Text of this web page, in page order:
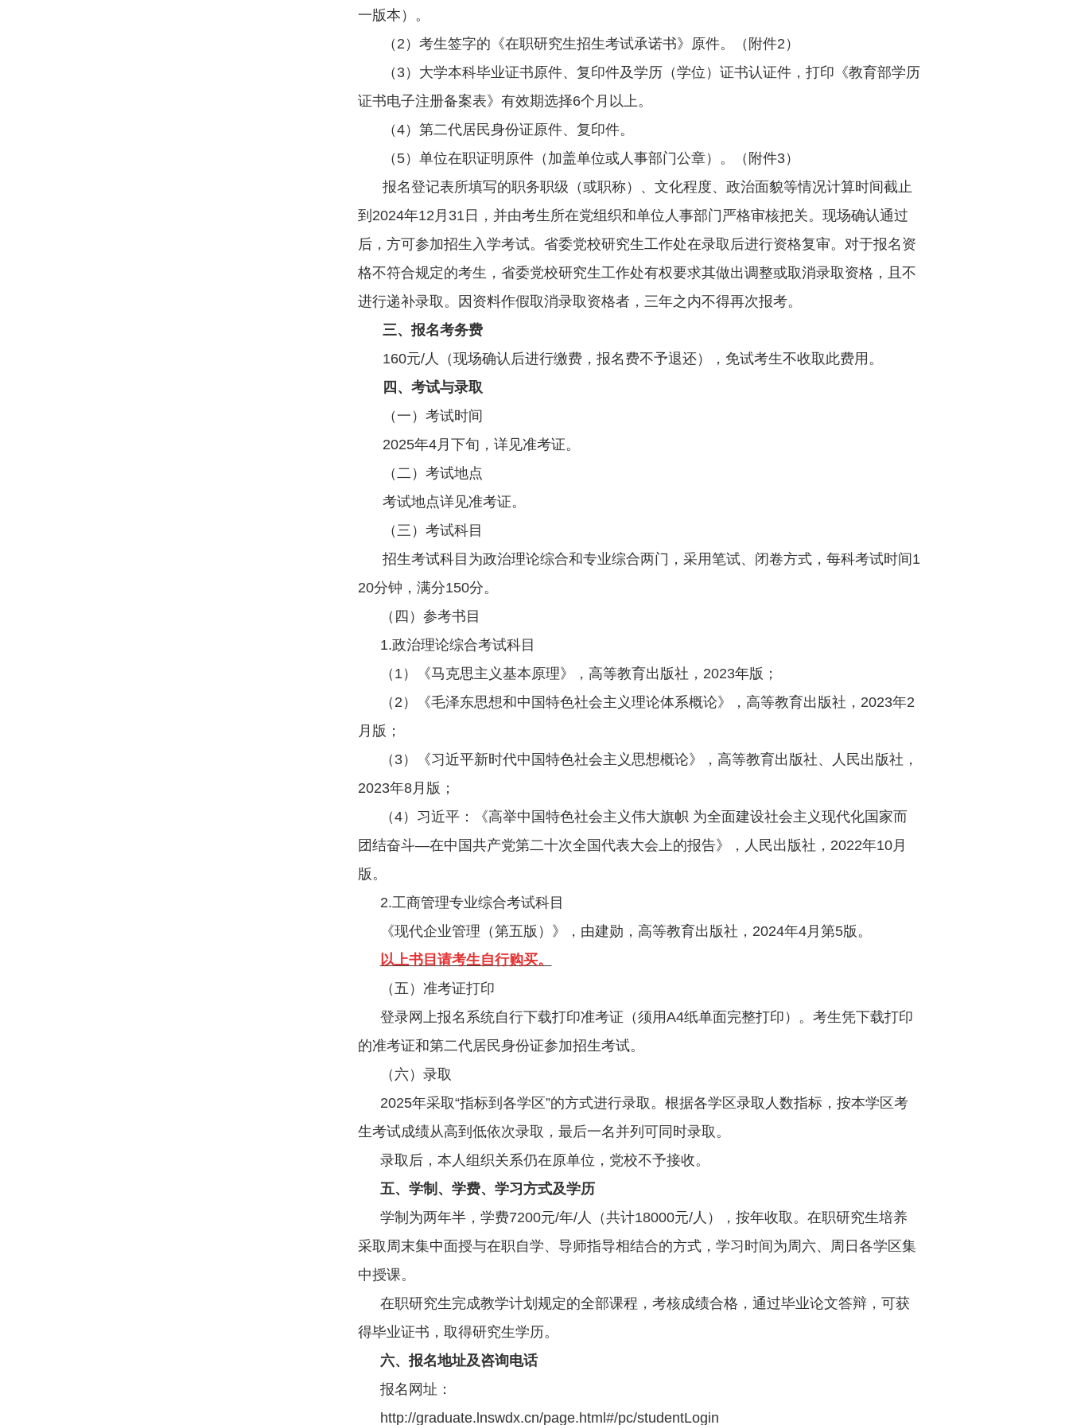
一版本）。
（ 2 ）考生签字的《在职研究生招生考试承诺书》原件。（附件2 ）
（ 3）大学本科毕业证书原件、复印件及学历（学位）证书认证件，打印《教育部学历
证书电子注册备案表》有效期选择6个月以上。
（4）第二代居民身份证原件、复印件。
（ 5）单位在职证明原件（加盖单位或人事部门公章）。（附件3）
报名登记表所填写的职务职级（或职称）、文化程度、政治面貌等情况计算时间截止
到 2024年12 月 31日，并由考生所在党组织和单位人事部门严格审核把关。现场确认通过
后，方可参加招生入学考试。省委党校研究生工作处在录取后进行资格复审。对于报名资
格不符合规定的考生，省委党校研究生工作处有权要求其做出调整或取消录取资格，且不
进行递补录取。因资料作假取消录取资格者，三年之内不得再次报考。
三、报名考务费
160元/人（现场确认后进行缴费，报名费不予退还），免试考生不收取此费用。
四、考试与录取
（一）考试时间
2025年4月下旬，详见准考证。
（二）考试地点
考试地点详见准考证。
（三）考试科目
招生考试科目为政治理论综合和专业综合两门，采用笔试、闭卷方式，每科考试时间 1
20分钟，满分150分。
（四）参考书目
1.政治理论综合考试科目
（ 1）《马克思主义基本原理》，高等教育出版社， 2023年版；
（ 2 ）《毛泽东思想和中国特色社会主义理论体系概论》，高等教育出版社， 2023年2
月版；
（ 3）《习近平新时代中国特色社会主义思想概论》，高等教育出版社、人民出版社，
2023年8月版；
（4）习近平：《高举中国特色社会主义伟大旗帜 为全面建设社会主义现代化国家而
团结奋斗—在中国共产党第二十次全国代表大会上的报告》，人民出版社， 2022年10月
版。
2.工商管理专业综合考试科目
《现代企业管理（第五版）》，由建勋，高等教育出版社， 2024年4月第5版。
以上书目请考生自行购买。
（五）准考证打印
登录网上报名系统自行下载打印准考证（须用A4纸单面完整打印）。考生凭下载打印
的准考证和第二代居民身份证参加招生考试。
（六）录取
2025年采取“指标到各学区”的方式进行录取。根据各学区录取人数指标，按本学区考
生考试成绩从高到低依次录取，最后一名并列可同时录取。
录取后，本人组织关系仍在原单位，党校不予接收。
五、学制、学费、学习方式及学历
学制为两年半，学费7200元/年/人（共计18000元/人），按年收取。在职研究生培养
采取周末集中面授与在职自学、导师指导相结合的方式，学习时间为周六、周日各学区集
中授课。
在职研究生完成教学计划规定的全部课程，考核成绩合格，通过毕业论文答辩，可获
得毕业证书，取得研究生学历。
六、报名地址及咨询电话
报名网址：
http://graduate.lnswdx.cn/page.html#/pc/studentLogin